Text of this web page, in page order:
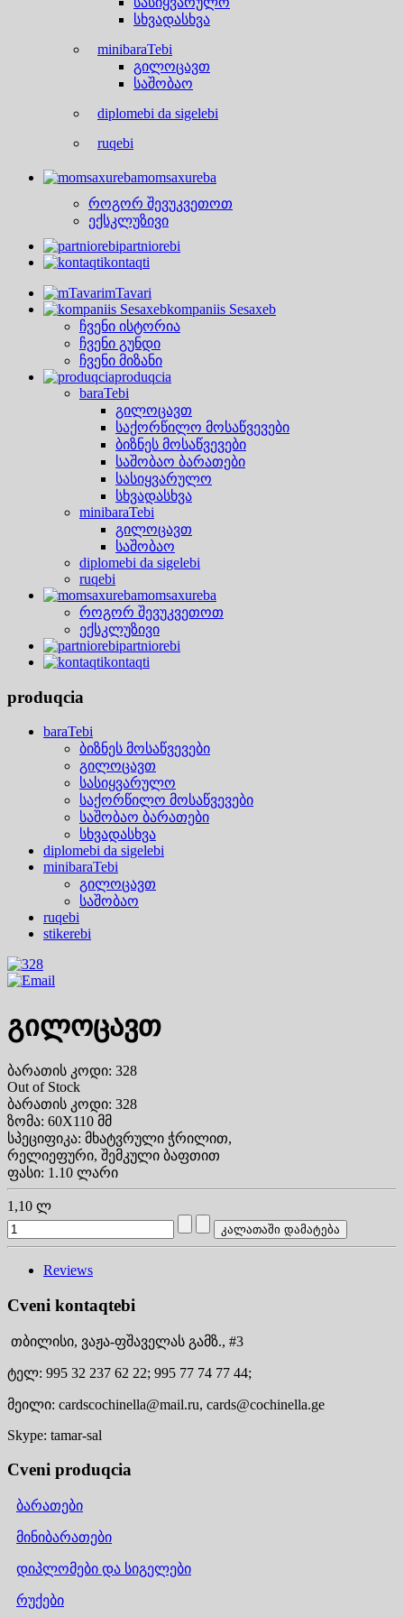
სხვადასხვა
minibaraTebi
გილოცავთ
საშობაო
diplomebi da sigelebi
ruqebi
momsaxureba
როგორ შევუკვეთოთ
ექსკლუზივი
partniorebi
kontaqti
mTavari
kompaniis Sesaxeb
ჩვენი ისტორია
ჩვენი გუნდი
ჩვენი მიზანი
produqcia
baraTebi
გილოცავთ
საქორწილო მოსაწვევები
ბიზნეს მოსაწვევები
საშობაო ბარათები
სასიყვარულო
სხვადასხვა
minibaraTebi
გილოცავთ
საშობაო
diplomebi da sigelebi
ruqebi
momsaxureba
როგორ შევუკვეთოთ
ექსკლუზივი
partniorebi
kontaqti
produqcia
baraTebi
ბიზნეს მოსაწვევები
გილოცავთ
სასიყვარულო
საქორწილო მოსაწვევები
საშობაო ბარათები
სხვადასხვა
diplomebi da sigelebi
minibaraTebi
გილოცავთ
საშობაო
ruqebi
stikerebi
გილოცავთ
ბარათის კოდი: 328
Out of Stock
ბარათის კოდი: 328
ზომა: 60X110 მმ
სპეციფიკა: მხატვრული ჭრილით,
რელიეფური, შემკული ბაფთით
ფასი: 1.10 ლარი
1,10 ლ
Reviews
Cveni kontaqtebi
თბილისი, ვაჟა-ფშაველას გამზ., #3
ტელ: 995 32 237 62 22; 995 77 74 77 44;
მეილი: cardscochinella@mail.ru, cards@cochinella.ge
Skype: tamar-sal
Cveni produqcia
ბარათები
მინიბარათები
დიპლომები და სიგელები
რუქები